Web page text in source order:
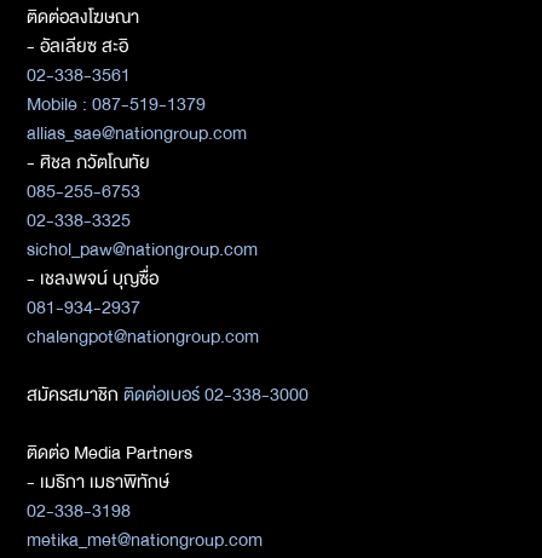
ติดต่อลงโฆษณา
- อัลเลียซ สะอิ
02-338-3561
Mobile : 087-519-1379
allias_sae@nationgroup.com
- ศิชล ภวัตโณทัย
085-255-6753
02-338-3325
sichol_paw@nationgroup.com
- เชลงพจน์ บุญซื่อ
081-934-2937
chalengpot@nationgroup.com
สมัครสมาชิกติดต่อเบอร์ 02-338-3000
ติดต่อ Media Partners
- เมธิกา เมธาพิทักษ์
02-338-3198
metika_met@nationgroup.com